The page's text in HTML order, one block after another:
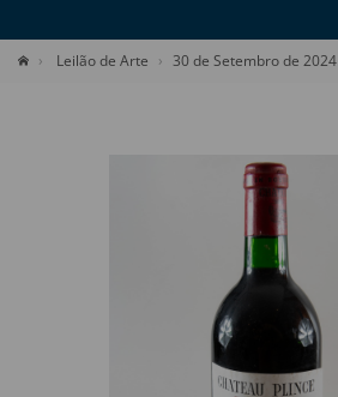
Leilão de Arte 30 de Setembro de 2024